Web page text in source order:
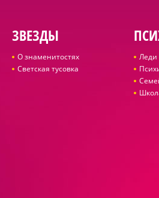
ЗВЕЗДЫ
О знаменитостях
Светская тусовка
Леди